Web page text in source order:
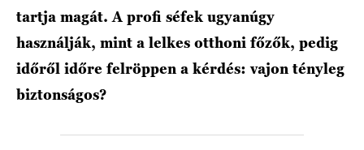
tartja magát. A profi séfek ugyanúgy
használják, mint a lelkes otthoni főzők, pedig
időről időre felröppen a kérdés: vajon tényleg
biztonságos?